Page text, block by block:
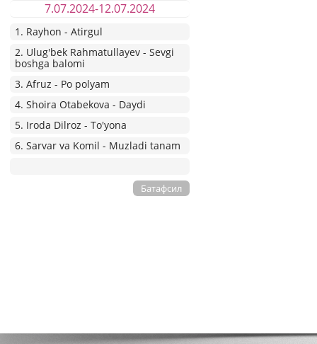
7.07.2024-12.07.2024
1. Rayhon - Atirgul
2. Ulug'bek Rahmatullayev - Sevgi
boshga balomi
3. Afruz - Po polyam
4. Shoira Otabekova - Daydi
5. Iroda Dilroz - To'yona
6. Sarvar va Komil - Muzladi tanam
Батафсил